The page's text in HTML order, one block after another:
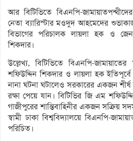
আর বিটিভিতে বিএনপি-
নেতা ব্যারিস্টার মওদুদ আহমেদের
বিভাগের পরিচালক লায়লা হক ও
শিকদার।
উল্লেখ্য, বিটিভিতে বিএনপি-
শফিউদ্দিন শিকদার ও লায়লা হক ইতিপূর্বে
নানা ঘটনা ঘটালেও সরকারের একজন শীর্ষ
রক্ষা পেয়ে যান। বিটিভির জি এম
গাজীপুরের শান্তিবাহিনীর একজন সক্রিয়
স্বামী ঢাকা বিশ্ববিদ্যালয়ে বিএনপি-
পরিচিত।